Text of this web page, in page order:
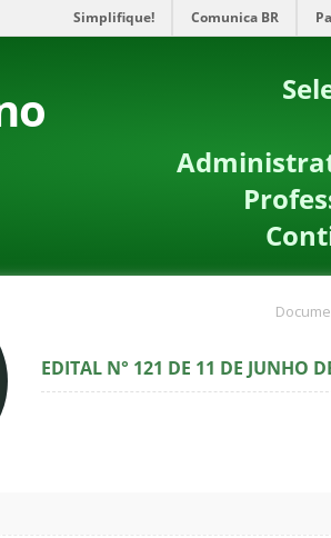
Simplifique! Comunica BR
EDITAL N° 121 DE 11 DE JUNHO